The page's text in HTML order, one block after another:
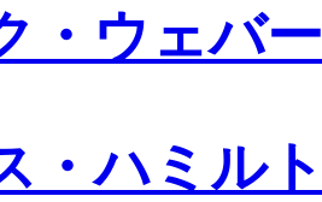
・ウェバー
・ハミル